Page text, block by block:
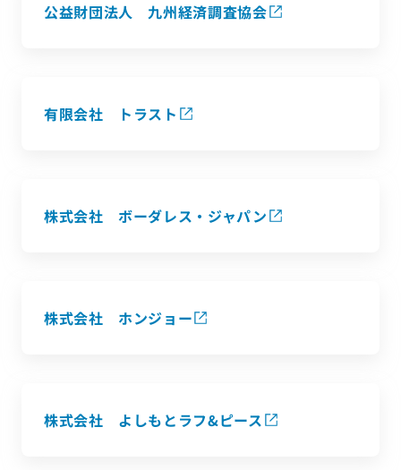
公益財団法人 九州経済調査協会
有限会社 トラスト
株式会社 ボーダレス・ジャパン
株式会社 ホンジョー
株式会社 よしもとラフ&ピース